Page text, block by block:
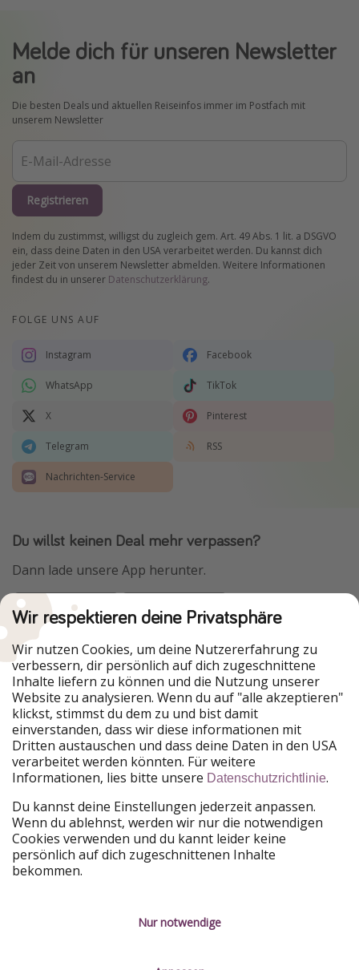
Melde dich für unseren Newsletter
an
Die besten Deals und aktuellen Reiseinfos immer im Postfach mit
unserem Newsletter
Registrieren
Indem du zustimmst, willigst du zugleich gem. Art. 49 Abs. 1 lit. a DSGVO
ein, dass deine Daten in den USA verarbeitet werden. Du kannst dich
jeder Zeit von unserem Newsletter abmelden. Weitere Informationen
findest du in unserer Datenschutzerklärung.
FOLGE UNS AUF
Instagram Facebook
WhatsApp TikTok
X Pinterest
Telegram RSS
Nachrichten-Service
Du willst keinen Deal mehr verpassen?
Dann lade unsere App herunter.
Urlaubspiraten ist Teil der HolidayPirates Group
Unsere Märkte
PiratinViaggio
HolidayPirates
VakantiePiraten
WakacyjniPiraci
VoyagesPirates
Ferienpiraten
Urlaubspiraten
ViajerosPiratas
TravelPirates
HolidayPirates Group
Lerne uns kennen
Über uns
Rechtliches
Wir respektieren deine Privatsphäre
Wir nutzen Cookies, um deine Nutzererfahrung zu
verbessern, dir persönlich auf dich zugeschnittene
Inhalte liefern zu können und die Nutzung unserer
Website zu analysieren. Wenn du auf "alle akzeptieren"
klickst, stimmst du dem zu und bist damit
einverstanden, dass wir diese informationen mit
Dritten austauschen und dass deine Daten in den USA
verarbeitet werden könnten. Für weitere
Informationen, lies bitte unsere Datenschutzrichtlinie.
Du kannst deine Einstellungen jederzeit anpassen.
Wenn du ablehnst, werden wir nur die notwendigen
Cookies verwenden und du kannt leider keine
persönlich auf dich zugeschnittenen Inhalte
bekommen.
Nur notwendige